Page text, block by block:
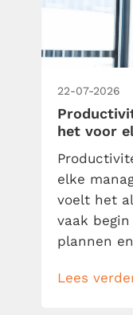
22-07-2026
het voor
elke
voelt het
vaak
plannen
zorgen, je
Lees